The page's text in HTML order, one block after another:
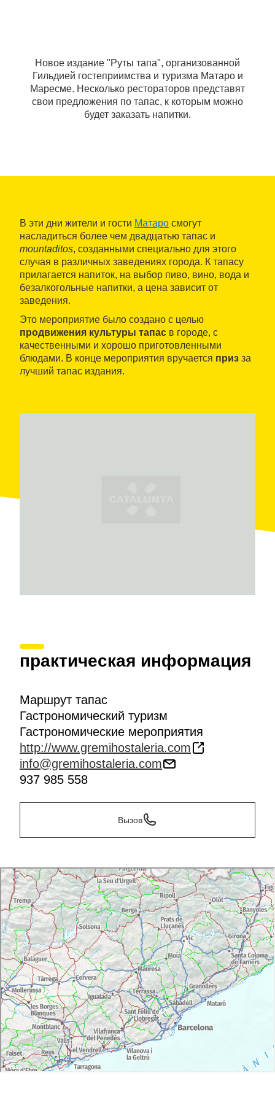
Новое издание "Руты тапа", организованной
Гильдией гостеприимства и туризма Матаро и
Маресме. Несколько рестораторов представят
свои предложения по тапас, к которым можно
будет заказать напитки.
В эти дни жители и гости Матаро смогут
насладиться более чем двадцатью тапас и
mountaditos, созданными специально для этого
случая в различных заведениях города. К тапасу
прилагается напиток, на выбор пиво, вино, вода и
безалкогольные напитки, а цена зависит от
заведения.
Это мероприятие было создано с целью
продвижения культуры тапас в городе, с
качественными и хорошо приготовленными
блюдами. В конце мероприятия вручается приз за
лучший тапас издания.
практическая информация
Маршрут тапас
Гастрономический туризм
Гастрономические мероприятия
http://www.gremihostaleria.com
info@gremihostaleria.com
937 985 558
Вызов